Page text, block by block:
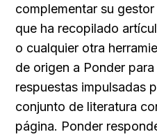
complementar su
que ha recopilado
o cualquier otra
de origen a Ponder
respuestas impulsadas
conjunto de literatura
página. Ponder